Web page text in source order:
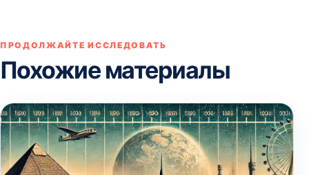
ПРОДОЛЖАЙТЕ ИССЛЕДОВАТЬ
Похожие материалы